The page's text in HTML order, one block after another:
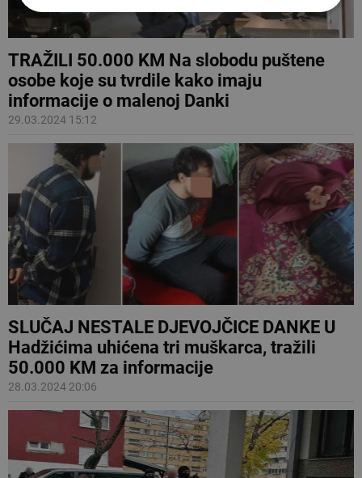
TRAŽILI 50.000 KM Na slobodu puštene
osobe koje su tvrdile kako imaju
informacije o malenoj Danki
29.03.2024 15:12
SLUČAJ NESTALE DJEVOJČICE DANKE U
Hadžićima uhićena tri muškarca, tražili
50.000 KM za informacije
28.03.2024 20:06